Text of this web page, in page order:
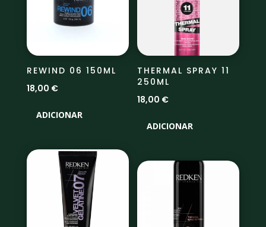
REWIND 06 150ML
18,00 €
ADICIONAR
THERMAL SPRAY 11
250ML
18,00 €
ADICIONAR